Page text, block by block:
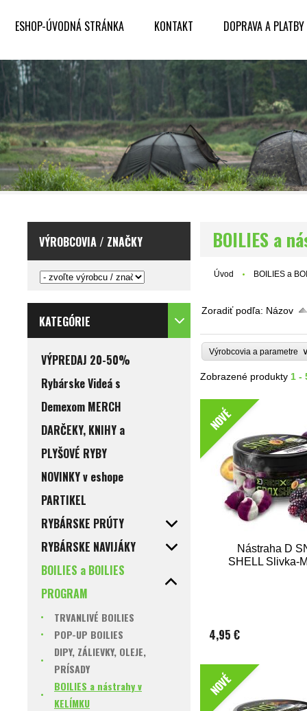
ESHOP-ÚVODNÁ STRÁNKA KONTAKT DOPRAVA A PLATBY
VÝROBCOVIA / ZNAČKY
KATEGÓRIE
VÝPREDAJ 20-50%
Rybárske Videá s
Demexom MERCH
DARČEKY, KNIHY a
PLYŠOVÉ RYBY
NOVINKY v eshope
PARTIKEL
RYBÁRSKE PRÚTY
RYBÁRSKE NAVIJÁKY
BOILIES a BOILIES
PROGRAM
TRVANLIVÉ BOILIES
POP-UP BOILIES
DIPY, ZÁLIEVKY, OLEJE,
PRÍSADY
BOILIES a nástrahy v
KELÍMKU
BOILIES a
Úvod BOILIES a
Zoradiť podľa: Názov
Výrobcovia a parametre
Zobrazené produkty 1 -
NOVÉ
Nástraha D
SHELL Slivka-
4,95 €
NOVÉ